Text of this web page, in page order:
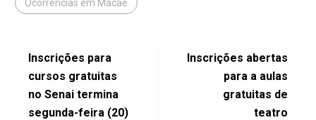
Ocorrências em Macaé
Inscrições para
cursos gratuitas
no Senai termina
segunda-feira (20)
Inscrições abertas
para a aulas
gratuitas de
teatro